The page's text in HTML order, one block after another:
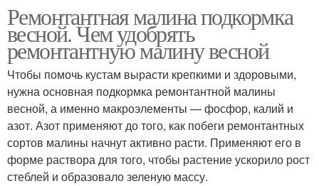
Ремонтантная малина подкормка
весной. Чем удобрять
ремонтантную малину весной
Чтобы помочь кустам вырасти крепкими и здоровыми,
нужна основная подкормка ремонтантной малины
весной, а именно макроэлементы — фосфор, калий и
азот. Азот применяют до того, как побеги ремонтантных
сортов малины начнут активно расти. Применяют его в
форме раствора для того, чтобы растение ускорило рост
стеблей и образовало зеленую массу.